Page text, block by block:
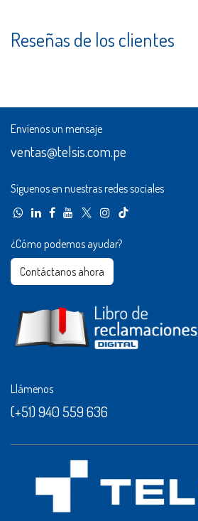
Reseñas de los clientes
Envíenos un mensaje
ventas@telsis.com.pe
Síguenos en nuestras redes sociales
¿Cómo podemos ayudar?
Contáctanos ahora​​
Llámenos
(+51) 940 559 636